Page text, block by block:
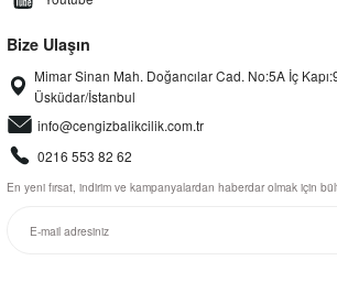
Bize Ulaşın
Mimar Sinan Mah. Doğancılar Cad. No:5A İç
Üsküdar/İstanbul
info@cengizbalikcilik.com.tr
0216 553 82 62
En yeni fırsat, indirim ve kampanyalardan haberdar olmak için